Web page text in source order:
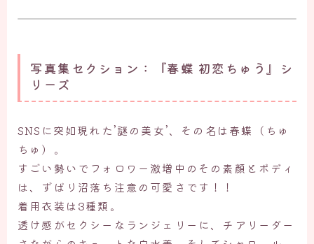
写真集セクション：『春蝶 初恋ちゅう』シ
リーズ
SNSに突如現れた’謎の美女’、その名は春蝶（ちゅ
ちゅ）。
すごい勢いでフォロワー激増中のその素顔とボディ
は、ずばり沼落ち注意の可愛さです！！
着用衣装は3種類。
透け感がセクシーなランジェリーに、チアリーダー